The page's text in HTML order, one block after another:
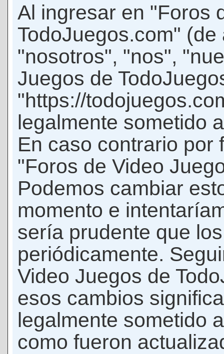
Al ingresar en "Foros
TodoJuegos.com"
"nosotros", "nos",
Juegos de
"https://
legalmente sometido
En caso contrario por
"Foros de Video
Podemos cambiar
momento e
sería prudente que
periódicamente.
Video Juegos de
esos cambios
legalmente sometido
como fueron